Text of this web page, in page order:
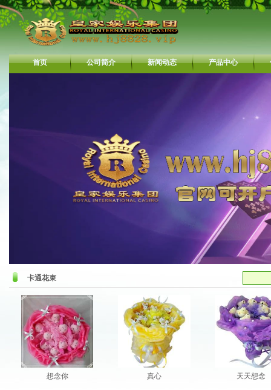
首页 公司简介 新闻动态 产品中心
卡通花束
想念你 真心 天天想念